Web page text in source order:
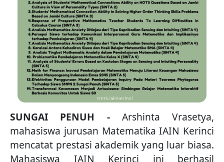
SUNGAI PENUH - Arshinta Vrasetya,
mahasiswa jurusan Matematika IAIN Kerinci
mencatat prestasi akademik yang luar biasa.
Mahasiswa IAIN Kerinci ini berhasil